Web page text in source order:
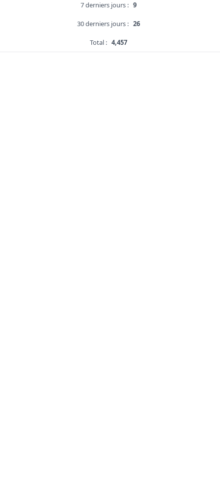
7 derniers jours : 9
30 derniers jours : 26
Total : 4,457